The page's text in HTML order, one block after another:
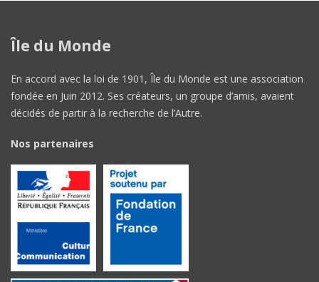
Île du Monde
En accord avec la loi de 1901, Île du Monde est une association
fondée en Juin 2012. Ses créateurs, un groupe d’amis, avaient
décidés de partir à la recherche de l’Autre.
Nos partenaires